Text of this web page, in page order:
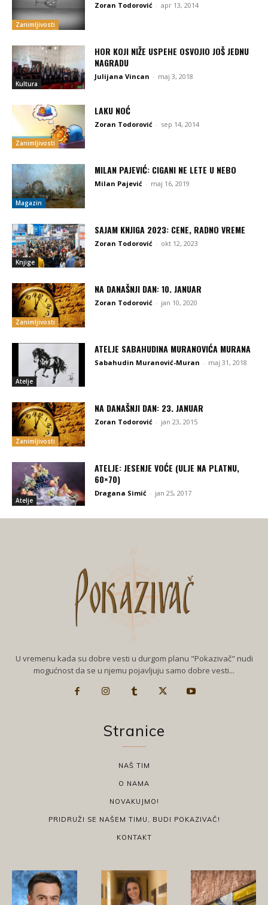
Zanimljivosti
Zoran Todorović - apr 13, 2014
Kultura
HOR KOJI NIŽE USPEHE OSVOJIO JOŠ JEDNU
NAGRADU
Julijana Vincan - maj 3, 2018
Zanimljivosti
LAKU NOĆ
Zoran Todorović - sep 14, 2014
Magazin
MILAN PAJEVIĆ: CIGANI NE LETE U NEBO
Milan Pajević - maj 16, 2019
Knjige
SAJAM KNJIGA 2023: CENE, RADNO VREME
Zoran Todorović - okt 12, 2023
Zanimljivosti
NA DANAŠNJI DAN: 10. JANUAR
Zoran Todorović - jan 10, 2020
Atelje
ATELJE SABAHUDINA MURANOVIĆA MURANA
Sabahudin Muranović-Muran - maj 31, 2018
Zanimljivosti
NA DANAŠNJI DAN: 23. JANUAR
Zoran Todorović - jan 23, 2015
Atelje
ATELJE: JESENJE VOĆE (ULJE NA PLATNU,
60×70)
Dragana Simić - jan 25, 2017
U vremenu kada su dobre vesti u durgom planu "Pokazivač" nudi
mogućnost da se u njemu pojavljuju samo dobre vesti...
Stranice
NAŠ TIM
O NAMA
NOVAKUJMO!
PRIDRUŽI SE NAŠEM TIMU, BUDI POKAZIVAČ!
KONTAKT